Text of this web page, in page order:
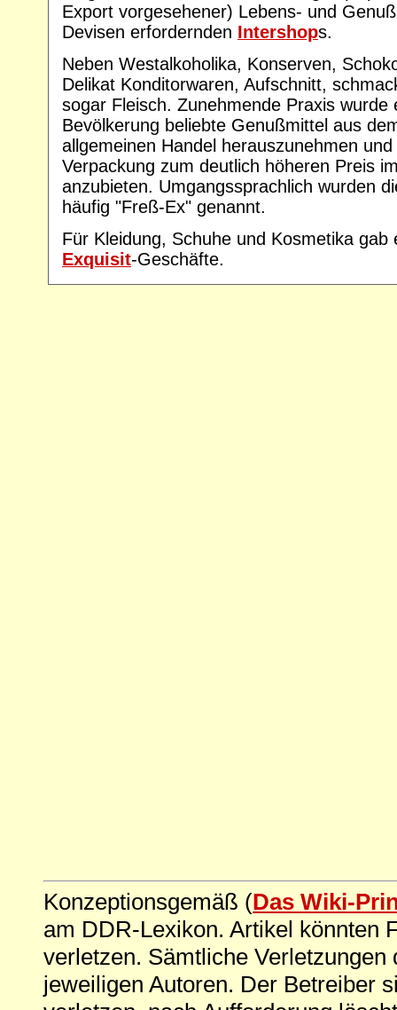
Export vorgesehener) Lebens- und
Devisen erfordernden Intershops.
Neben Westalkoholika, Konserven,
Delikat Konditorwaren, Aufschnitt,
sogar Fleisch. Zunehmende Praxis wurde
Bevölkerung beliebte Genußmittel aus
allgemeinen Handel herauszunehmen
Verpackung zum deutlich höheren Preis
anzubieten. Umgangssprachlich wurden
häufig "Freß-Ex" genannt.
Für Kleidung, Schuhe und Kosmetika gab
Exquisit-Geschäfte.
Konzeptionsgemäß (Das Wiki-
am DDR-Lexikon. Artikel könnten
verletzen. Sämtliche
jeweiligen Autoren. Der Betreiber